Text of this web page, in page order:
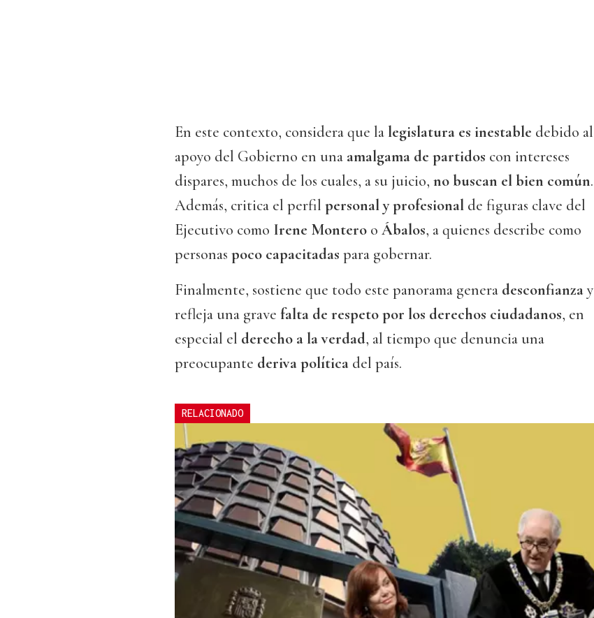
En este contexto, considera que la legislatura es inestable debido al
apoyo del Gobierno en una amalgama de partidos con intereses
dispares, muchos de los cuales, a su juicio, no buscan el bien común.
Además, critica el perfil personal y profesional de figuras clave del
Ejecutivo como Irene Montero o Ábalos, a quienes describe como
personas poco capacitadas para gobernar.
Finalmente, sostiene que todo este panorama genera desconfianzay
refleja una grave falta de respeto por los derechos ciudadanos, en
especial el derecho a la verdad, al tiempo que denuncia una
preocupante deriva política del país.
RELACIONADO